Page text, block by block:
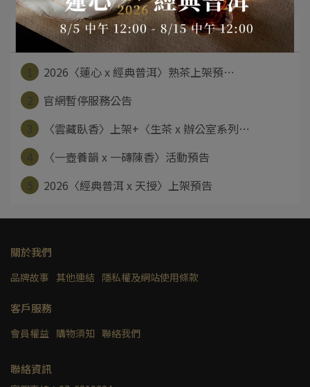
最新文章
2026〈蓮心 x 經典普洱〉熟茶上架預⋯
官網暫停服務公告
〈雲藏臥香〉上架+〈生茶 x 辦公室系列⋯
〈一壺養韻 x 一磚陳香〉活動預告
2026〈經典普洱 x 天授〉上架預告
關於我們
品牌故事 其他連結 隱私權及網站使用條款
客戶服務
會員權益 購物須知 聯絡我們
聯絡資訊